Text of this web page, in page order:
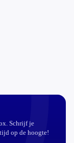
Schrijf je
op de hoogte!